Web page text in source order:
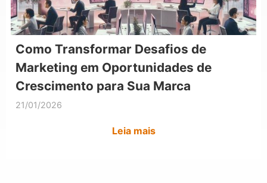
Como Transformar Desafios de
Marketing em Oportunidades de
Crescimento para Sua Marca
21/01/2026
Leia mais